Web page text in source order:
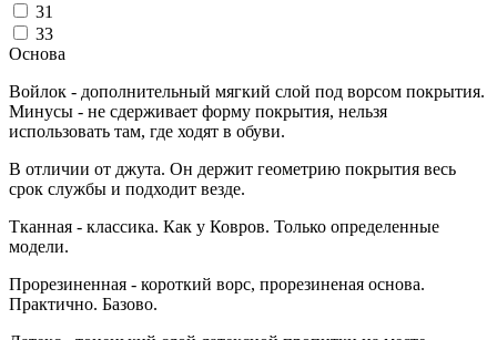
31
33
Основа
Войлок - дополнительный мягкий слой под ворсом покрытия.
Минусы - не сдерживает форму покрытия, нельзя
использовать там, где ходят в обуви.
В отличии от джута. Он держит геометрию покрытия весь
срок службы и подходит везде.
Тканная - классика. Как у Ковров. Только определенные
модели.
Прорезиненная - короткий ворс, прорезиненая основа.
Практично. Базово.